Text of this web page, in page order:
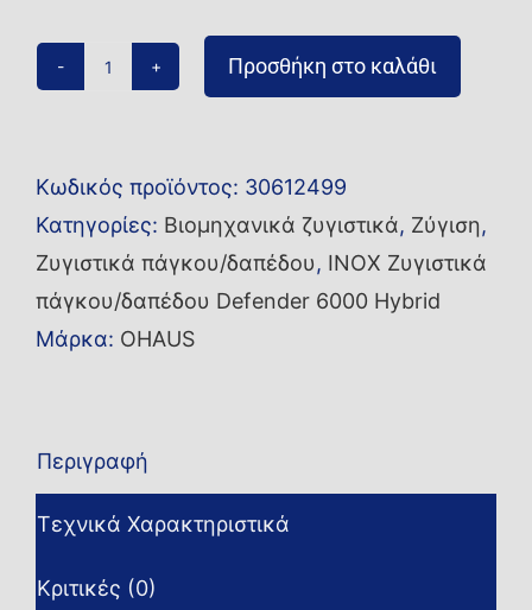
i-
D61XWE3K1S6-
M
ποσότητα
Προσθήκη στο καλάθι
Κωδικός προϊόντος: 30612499
Κατηγορίες: Βιομηχανικά ζυγιστικά, Ζύγιση,
Ζυγιστικά πάγκου/δαπέδου, INOX Ζυγιστικά
πάγκου/δαπέδου Defender 6000 Hybrid
Μάρκα: OHAUS
Περιγραφή
Τεχνικά Χαρακτηριστικά
Κριτικές (0)